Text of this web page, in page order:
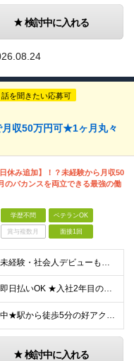
検討中に入れる
話を聞きたい応募可
収50万円可★1ヶ月丸々
休み追加】！？未経験から月収50
のバカンスを両立できる最強の働
学歴不問 ベテランOK
賞与複数月 面接1回
＼応募者全員面接！未経験・社会人デビューも歓迎／ ◆スキル・資格は一切不要 ◆職種・業種未経験歓迎 ◆第二新卒・ブランクOK ＜先輩の志望動機をご紹介＞ 「収入もお休みも大切にしたい」 「頑張った分
★日払い・週払い・即日払いOK ★入社2年目の平均年収687万円 ★入社3年目で年収900万円の社員も在籍 ＼2つのコースから給与形態を選べます！／ 【1】安定収入をゲットしたい方向けコース 基本給
★大阪・神戸で募集中★駅から徒歩5分の好アクセス ■新大阪事業所／大阪府大阪市東淀川区東中島4-11-6 ネオライフ新大阪ビル8F ■神戸事業所／兵庫県神戸市中央区多聞通4-4-13 歩11番館50
検討中に入れる